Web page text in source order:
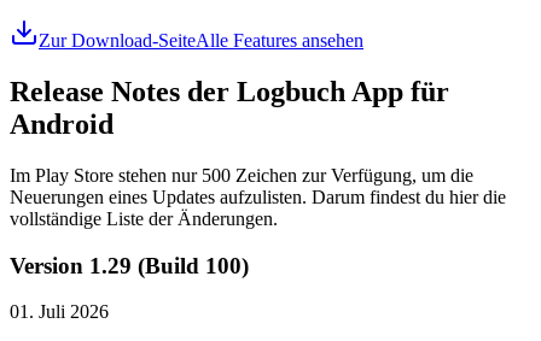
Zur Download-SeiteAlle Features ansehen
Release Notes der Logbuch App für
Android
Im Play Store stehen nur 500 Zeichen zur Verfügung, um die
Neuerungen eines Updates aufzulisten. Darum findest du hier die
vollständige Liste der Änderungen.
Version 1.29 (Build 100)
01. Juli 2026